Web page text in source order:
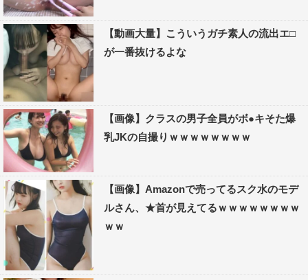
【動画大量】こういうガチ素人の流出エ□
が一番抜けるよな
【画像】クラスの男子全員がボ●キそた爆
乳JKの自撮りｗｗｗｗｗｗｗｗ
【画像】Amazonで売ってるスク水のモデ
ルさん、★首が見えてるｗｗｗｗｗｗｗｗ
ｗｗ